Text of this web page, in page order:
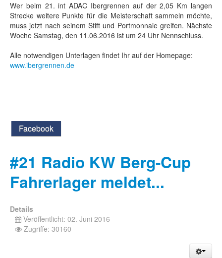
Wer beim 21. int ADAC Ibergrennen auf der 2,05 Km langen
Strecke weitere Punkte für die Meisterschaft sammeln möchte,
muss jetzt nach seinem Stift und Portmonnaie greifen. Nächste
Woche Samstag, den 11.06.2016 ist um 24 Uhr Nennschluss.
Alle notwendigen Unterlagen findet Ihr auf der Homepage:
www.ibergrennen.de
Facebook
#21 Radio KW Berg-Cup
Fahrerlager meldet...
Details
Veröffentlicht: 02. Juni 2016
Zugriffe: 30160